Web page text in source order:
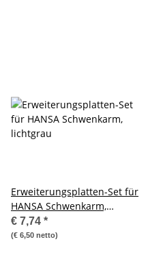
Erweiterungsplatten-Set für
HANSA Schwenkarm,
lichtgrau
€ 7,74 *
(€ 6,50 netto)